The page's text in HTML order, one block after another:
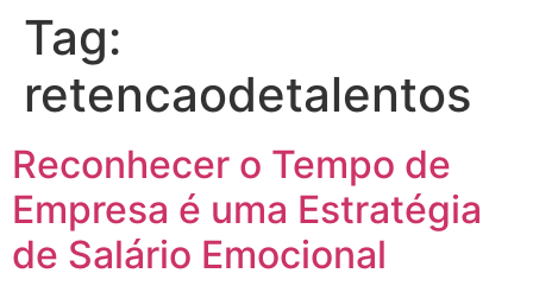
Tag:
retencaodetalentos
Reconhecer o Tempo de
Empresa é uma Estratégia
de Salário Emocional